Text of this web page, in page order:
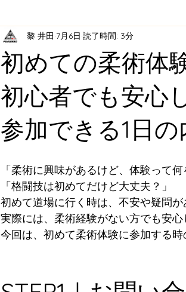
初めての
初心者
参加できる1日の
黎 井田 7月6日 読了時間: 3分
「柔術に興味があるけど、体験って何
「格闘技は初めてだけど大丈夫？」
初めて道場に行く時は、不安や疑問が
実際には、柔術経験がない方でも安心
今回は、初めて柔術体験に参加する時